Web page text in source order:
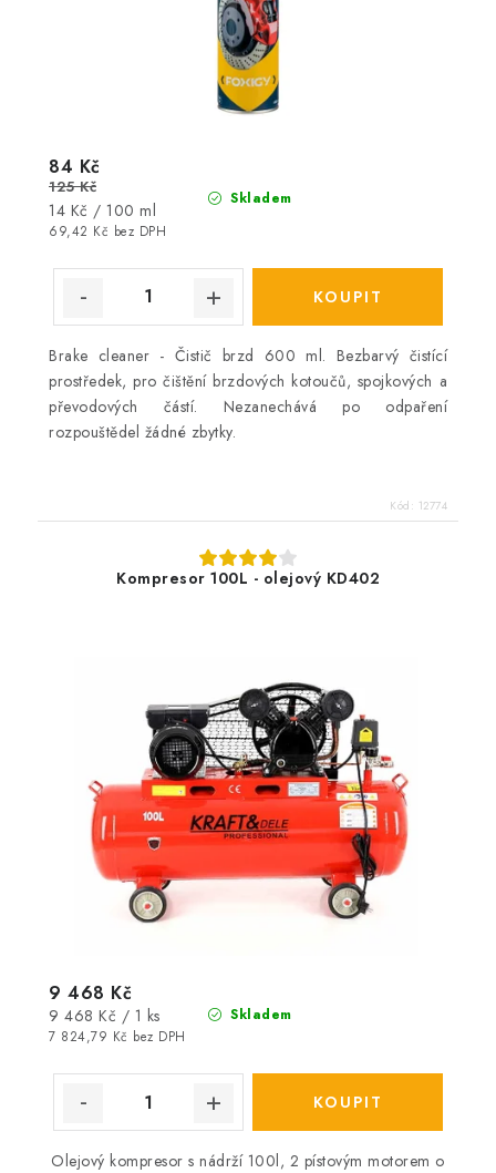
Skladem
69,42 Kč bez DPH
84 Kč
125 Kč
Měrná
cena:
14 Kč / 100 ml
Brake cleaner - Čistič brzd 600 ml. Bezbarvý čistící
prostředek, pro čištění brzdových kotoučů, spojkových a
převodových částí. Nezanechává po odpaření
rozpouštědel žádné zbytky.
Kód: 12774
Kompresor 100L - olejový KD402
Skladem
7 824,79 Kč bez DPH
9 468 Kč
Měrná
cena:
9 468 Kč / 1 ks
Olejový kompresor s nádrží 100l, 2 pístovým motorem o